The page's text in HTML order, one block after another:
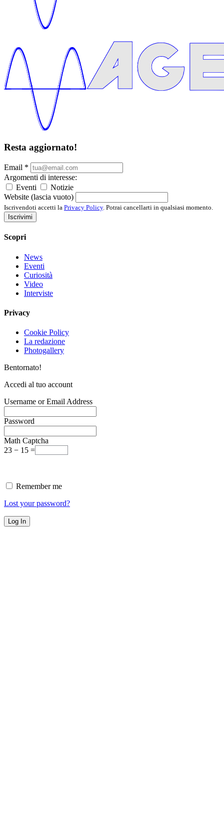
Resta aggiornato!
Email *
Argomenti di interesse:
Eventi
Notizie
Website (lascia vuoto)
Iscrivendoti accetti la Privacy Policy. Potrai cancellarti in qualsiasi momento.
Iscrivimi
Scopri
News
Eventi
Curiosità
Video
Interviste
Privacy
Cookie Policy
La redazione
Photogallery
Bentornato!
Accedi al tuo account
Username or Email Address
Password
Math Captcha
23 − 15 =
Remember me
Lost your password?